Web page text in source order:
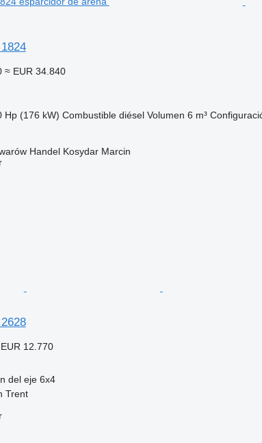
≈ EUR 34.840
Hp (176 kW) Combustible diésel Volumen 6 m³
Handel Kosydar Marcin
12.770
del eje 6x4
Trent